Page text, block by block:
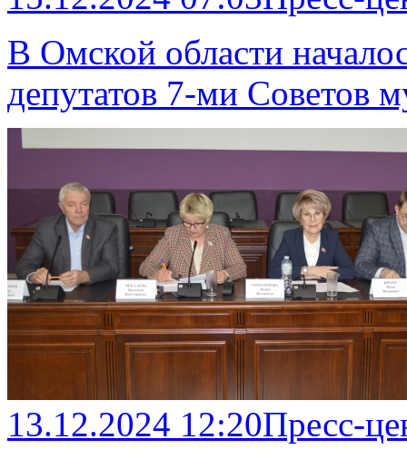
В Омской области
депутатов 7-ми Советов
13.12.2024 12:20Пресс-